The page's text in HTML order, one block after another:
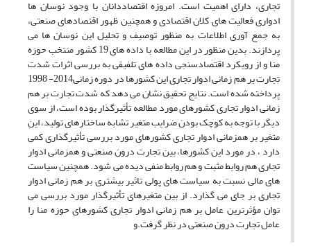
تجاری، دارای اهمیت است. امروزه اقتصاددانان با وجود نوسان ها
ادواری فعالیت های کلان اقتصادی و همچنین ظهور اقتصادهای صنعتی،
به جمع آوری اطلاعات به منظور توصیف و تحلیل این نوسان ها می
پردازند. بدین منظور در این مطالعه با داده های 19 کشور منتخب حوزه
منا و از رویکرد اقتصادسنجی داده های تلفیقی به بررسی اثرات شدت
تجارت بر هم زمانی ادوار تجاری این کشورها در دوره زمانی2014- 1998
پرداخته شده است. نتایج تحقیق نشان می دهد که شدت تجارت بر هم
زمانی ادوار تجاری کشورهای مورد مطالعه تأثیرگذار بوده است، از سوی
دیگر با توجه به کوچک بودن ضرایب متغیر تشابه ساختارهای تولید، این
متغیر بر همزمانی ادوار تجاری کشورهای مورد بررسی تأثیرگذاری کمی
دارد ، در مورد این کشورها، بین تجارت درون صنعتی و همزمانی ادوار
تجاری هم روابط مثبت و هم روابط منفی دیده می شود. همچنین سیاست
های مالی نسبت به سیاست های پولی تاثیر بیشتری بر هم زمانی ادوار
تجاری بر جای می گذارد. از بین متغیرهای تأثیرگذار مورد بررسی می
توان مؤثرترین عامل بر هم زمانی ادوار تجاری کشورهای حوزه منا را
عامل تجارت درون صنعتی در نظر گرفت.و